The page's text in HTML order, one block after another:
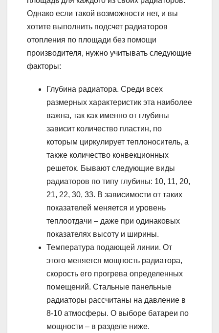
Однако если такой возможности нет, и вы
хотите выполнить подсчет радиаторов
отопления по площади без помощи
производителя, нужно учитывать следующие
факторы:
Глубина радиатора. Среди всех
размерных характеристик эта наиболее
важна, так как именно от глубины
зависит количество пластин, по
которым циркулирует теплоноситель, а
также количество конвекционных
решеток. Бывают следующие виды
радиаторов по типу глубины: 10, 11, 20,
21, 22, 30, 33. В зависимости от таких
показателей меняется и уровень
теплоотдачи – даже при одинаковых
показателях высоту и ширины.
Температура подающей линии. От
этого меняется мощность радиатора,
скорость его прогрева определенных
помещений. Стальные панельные
радиаторы рассчитаны на давление в
8-10 атмосферы. О выборе батареи по
мощности – в разделе ниже.